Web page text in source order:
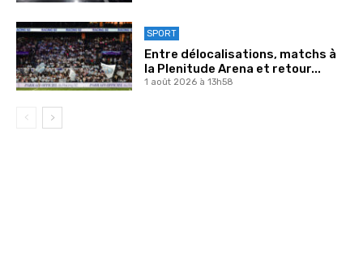
SPORT
Entre délocalisations, matchs à
la Plenitude Arena et retour...
1 août 2026 à 13h58